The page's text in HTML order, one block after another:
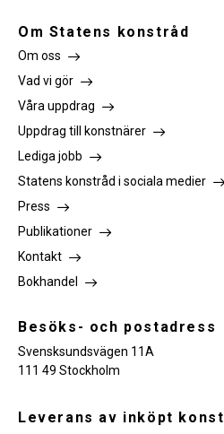
Om Statens konstråd
Om oss
Vad vi gör
Våra uppdrag
Uppdrag till konstnärer
Lediga jobb
Statens konstråd i sociala medier
Press
Publikationer
Kontakt
Bokhandel
Besöks- och postadress
Svensksundsvägen 11A
111 49 Stockholm
Leverans av inköpt konst